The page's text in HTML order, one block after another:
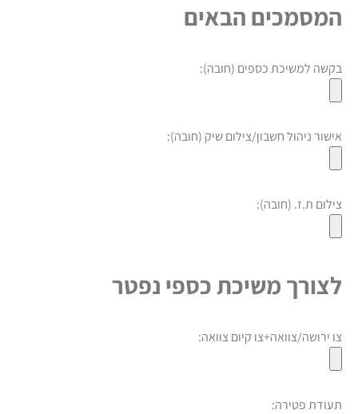
הבאים
למשיכת כספים (חובה):
ניהול חשבון/צילום שיק (חובה):
ת.ז. (חובה):
משיכת כספי נפטר
ירושה/צוואה+צו קיום צוואה:
פטירה: